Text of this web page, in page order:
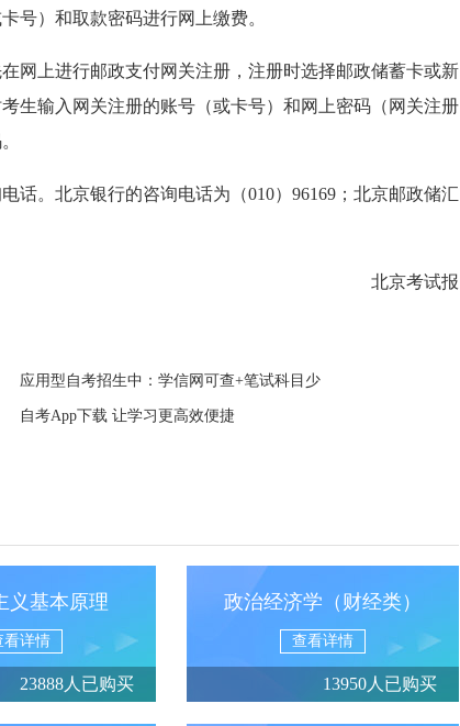
号）和取款密码进行网上缴费。
网上进行邮政支付网关注册，注册时选择邮政储蓄卡或新
生输入网关注册的账号（或卡号）和网上密码（网关注册
。北京银行的咨询电话为（010）96169；北京邮政储汇
北京考试报
应用型自考招生中：学信网可查+笔试科目少
自考App下载 让学习更高效便捷
义基本原理
看详情
23888人已购买
政治经济学（财经类）
查看详情
13950人已购买